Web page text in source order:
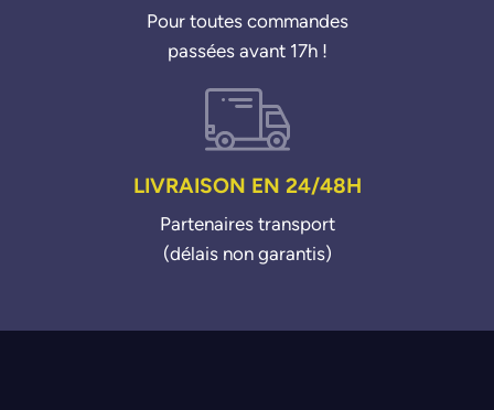
Pour toutes commandes
passées avant 17h !
LIVRAISON EN 24/48H
Partenaires transport
(délais non garantis)